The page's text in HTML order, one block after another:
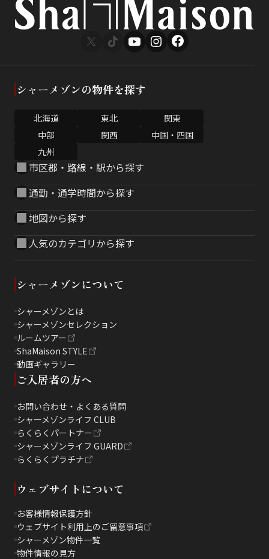
シャーメゾンの物件を探す
北海道 東北
関東
中部
関西
中国・四国
九州
市区郡・路線・駅から探す
通勤・通学時間から探す
地図から探す
人気のカテゴリから探す
シャーメゾンについて
シャーメゾンとは
シャーメゾンセレクション
ルームツアー
ShaMaison STYLE
動画ギャラリー
ご入居者の方へ
お問い合わせ・よくある質問
シャーメゾンライフ CLUB
らくらくパートナー
シャーメゾンライフ GUARD
らくらくプラチナ
ウェブサイトについて
お客様情報保護方針
ウェブサイト利用上のご留意事項
シャーメゾン物件一覧
物件情報の見方